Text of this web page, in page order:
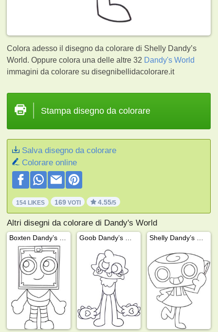
Colora adesso il disegno da colorare di Shelly Dandy’s
World. Oppure colora una delle altre 32 Dandy's World
immagini da colorare su disegnibellidacolorare.it
Stampa disegno da colorare
Salva disegno da colorare
Colorare online
154 LIKES 169 VOTI 4.55/5
Altri disegni da colorare di Dandy's World